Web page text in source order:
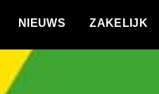
NIEUWS ZAKELIJK